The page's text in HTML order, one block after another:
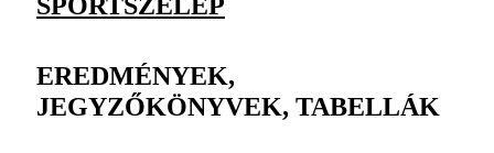
EREDMÉNYEK,
JEGYZŐKÖNYVEK, TABELLÁK